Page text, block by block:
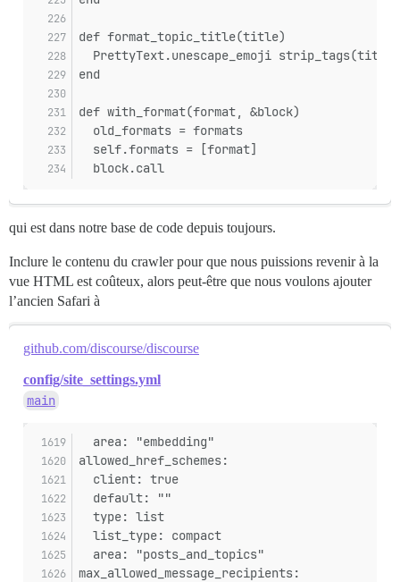
def format_topic_title(title)
  PrettyText.unescape_emoji strip_tags(title)
end
def with_format(format, &block)
  old_formats = formats
  self.formats = [format]
  block.call
qui est dans notre base de code depuis toujours.
Inclure le contenu du crawler pour que nous puissions revenir à la
vue HTML est coûteux, alors peut-être que nous voulons ajouter
l’ancien Safari à
github.com/discourse/discourse
config/site_settings.yml
main
  area: "embedding"
allowed_href_schemes:
  client: true
  default: ""
  type: list
  list_type: compact
  area: "posts_and_topics"
max_allowed_message_recipients: